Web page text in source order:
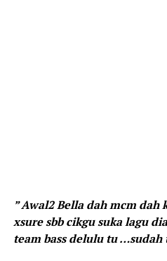
” Awal2 Bella dah mcm dah
xsure sbb cikgu suka lagu
team bass delulu tu …sudah